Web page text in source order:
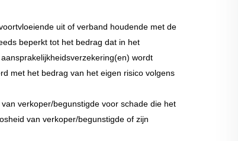
uit of verband houdende met de
beperkt tot het bedrag dat in het
wordt
met het bedrag van het eigen risico volgens
verkoper/begunstigde voor schade die het
van verkoper/begunstigde of zijn